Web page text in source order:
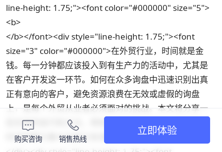
line-height: 1.75;"><font color="#000000" size="5">
<b>
</b></font><div style="line-height: 1.75;"><font
size="3" color="#000000">在外贸行业，时间就是金
钱。每一分钟都应该投入到有生产力的活动中，尤其是
在客户开发这一环节。如何在众多询盘中迅速识别出真
正有意向的客户，避免资源浪费在无效或虚假的询盘
上，是每个外贸从业者必须面对的挑战。本文将分享一
些实用的技巧和方法，帮助你高效筛选客户，将宝贵的
时间和精力集中在真正有潜力的合作伙伴上。</font>
购买咨询 销售热线
立即体验